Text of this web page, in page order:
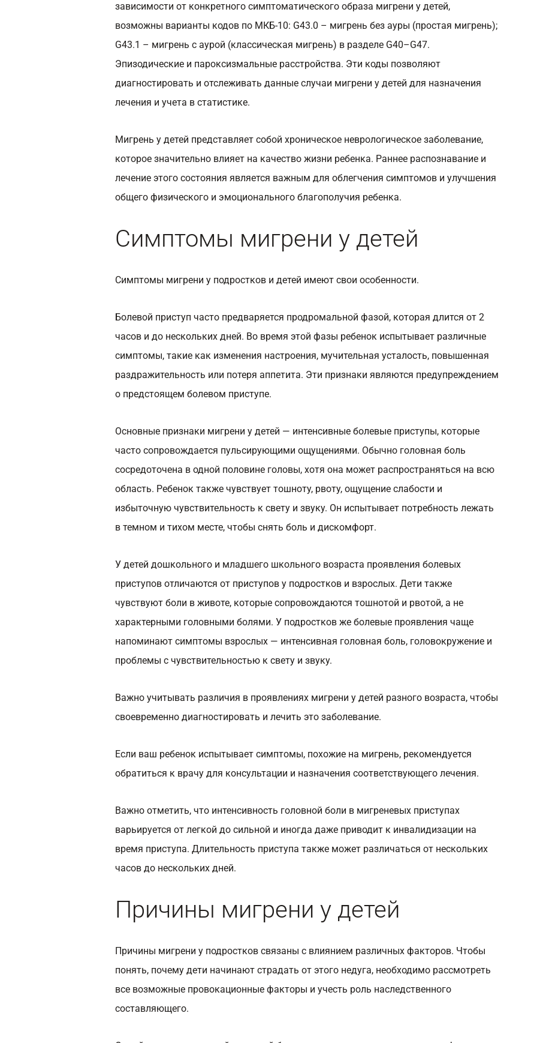
зависимости от конкретного симптоматического образа мигрени у детей,
возможны варианты кодов по МКБ-10: G43.0 – мигрень без ауры (простая мигрень);
G43.1 – мигрень с аурой (классическая мигрень) в разделе G40–G47.
Эпизодические и пароксизмальные расстройства. Эти коды позволяют
диагностировать и отслеживать данные случаи мигрени у детей для назначения
лечения и учета в статистике.
Мигрень у детей представляет собой хроническое неврологическое заболевание,
которое значительно влияет на качество жизни ребенка. Раннее распознавание и
лечение этого состояния является важным для облегчения симптомов и улучшения
общего физического и эмоционального благополучия ребенка.
Симптомы мигрени у детей
Симптомы мигрени у подростков и детей имеют свои особенности.
Болевой приступ часто предваряется продромальной фазой, которая длится от 2
часов и до нескольких дней. Во время этой фазы ребенок испытывает различные
симптомы, такие как изменения настроения, мучительная усталость, повышенная
раздражительность или потеря аппетита. Эти признаки являются предупреждением
о предстоящем болевом приступе.
Основные признаки мигрени у детей — интенсивные болевые приступы, которые
часто сопровождается пульсирующими ощущениями. Обычно головная боль
сосредоточена в одной половине головы, хотя она может распространяться на всю
область. Ребенок также чувствует тошноту, рвоту, ощущение слабости и
избыточную чувствительность к свету и звуку. Он испытывает потребность лежать
в темном и тихом месте, чтобы снять боль и дискомфорт.
У детей дошкольного и младшего школьного возраста проявления болевых
приступов отличаются от приступов у подростков и взрослых. Дети также
чувствуют боли в животе, которые сопровождаются тошнотой и рвотой, а не
характерными головными болями. У подростков же болевые проявления чаще
напоминают симптомы взрослых — интенсивная головная боль, головокружение и
проблемы с чувствительностью к свету и звуку.
Важно учитывать различия в проявлениях мигрени у детей разного возраста, чтобы
своевременно диагностировать и лечить это заболевание.
Если ваш ребенок испытывает симптомы, похожие на мигрень, рекомендуется
обратиться к врачу для консультации и назначения соответствующего лечения.
Важно отметить, что интенсивность головной боли в мигреневых приступах
варьируется от легкой до сильной и иногда даже приводит к инвалидизации на
время приступа. Длительность приступа также может различаться от нескольких
часов до нескольких дней.
Причины мигрени у детей
Причины мигрени у подростков связаны с влиянием различных факторов. Чтобы
понять, почему дети начинают страдать от этого недуга, необходимо рассмотреть
все возможные провокационные факторы и учесть роль наследственного
составляющего.